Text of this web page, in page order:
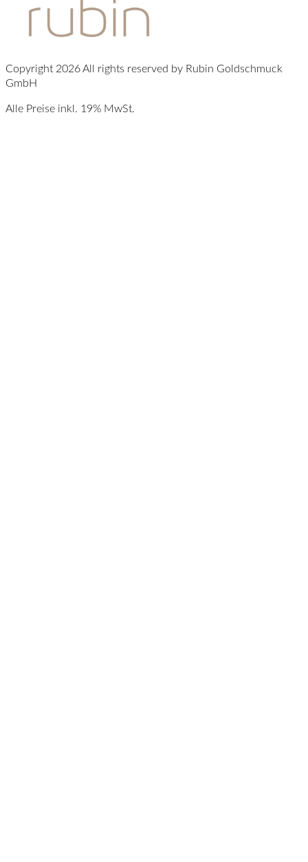
Copyright 2026 All rights reserved by Rubin Goldschmuck
GmbH
Alle Preise inkl. 19% MwSt.